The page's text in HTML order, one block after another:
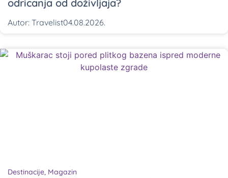
odricanja od doživljaja?
Autor: Travelist04.08.2026.
Destinacije, Magazin